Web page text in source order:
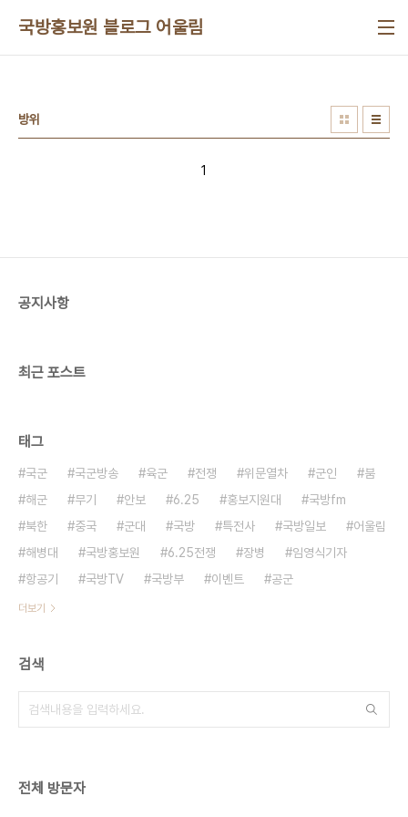
국방홍보원 블로그 어울림
방위
1
공지사항
최근 포스트
태그
국군 국군방송 육군 전쟁 위문열차 군인
붐
해군
무기 안보 6.25 홍보지원대
국방fm
북한
중국 군대 국방 특전사 국방일보
어울림
해병대
국방홍보원 6.25전쟁 장병
임영식기자
항공기
국방TV 국방부 이벤트 공군
더보기
검색
전체 방문자